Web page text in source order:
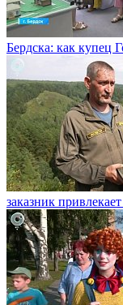
Бердска: как купец
заказник